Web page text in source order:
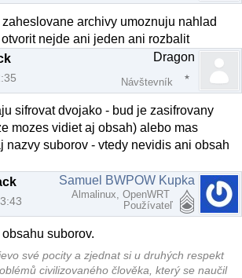
archivy umoznuju nahlad
nejde ani jeden ani rozbalit
Dragon
Návštevník
sifrovat dvojako - bud je zasifrovany
mozes vidiet aj obsah) alebo mas
nazvy suborov - vtedy nevidis ani obsah
Samuel BWPOW Kupka
Almalinux, OpenWRT
Používateľ
suborov.
své pocity a zjednat si u druhých respekt
civilizovaného člověka, který se naučil